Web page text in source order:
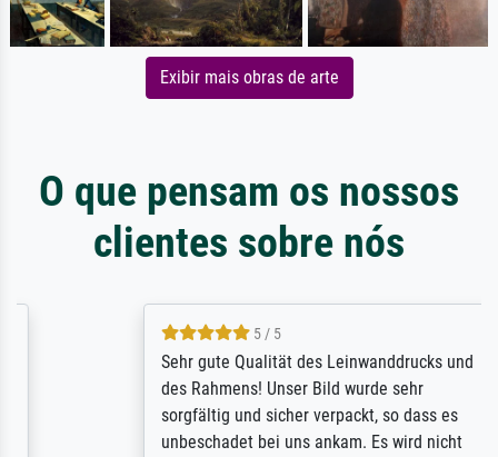
Exibir mais obras de arte
O que pensam os nossos
clientes sobre nós
5 / 5
Sehr gute Qualität des Leinwanddrucks und
des Rahmens! Unser Bild wurde sehr
sorgfältig und sicher verpackt, so dass es
unbeschadet bei uns ankam. Es wird nicht